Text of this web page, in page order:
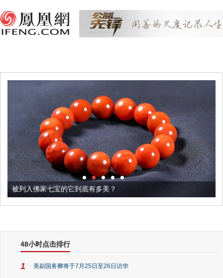
被列入佛家七宝的它到底有多美？
48小时点击排行
1 美副国务卿将于7月25日至26日访华